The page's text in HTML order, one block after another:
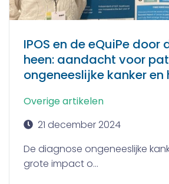
IPOS en de eQuiPe door
heen: aandacht voor
ongeneeslijke kanker
Overige artikelen
21 december 2024
De diagnose ongeneeslijke
grote impact o...